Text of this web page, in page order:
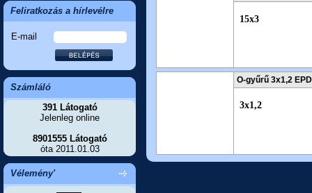
Feliratkozás a hírlevélre
E-mail
Számláló
391 Látogató
Jelenleg online
8901555 Látogató
óta 2011.01.03
Vélemény'
15x3
O-gyűrű 3x1,2
3x1,2